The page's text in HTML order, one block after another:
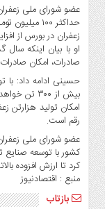
ارز
دیجیتال
کشاورزی
و
صنایع
غذایی
سیاسی
و
بین
الملل
نگاه
روز
زعفران در بورس از
صادرات، امکان صادرات حداقل ۵۰۰ تن
حسینی ادامه داد: با
امکان تولید هزارتن
رقم است.
کشور با توسعه صنایع
کرد تا ارزش افزوده
منبع : اقتصادنیوز
بازتاب